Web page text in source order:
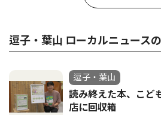
逗子・葉山 ローカルニュース
逗子・葉山
読み終えた本、こ
店に回収箱